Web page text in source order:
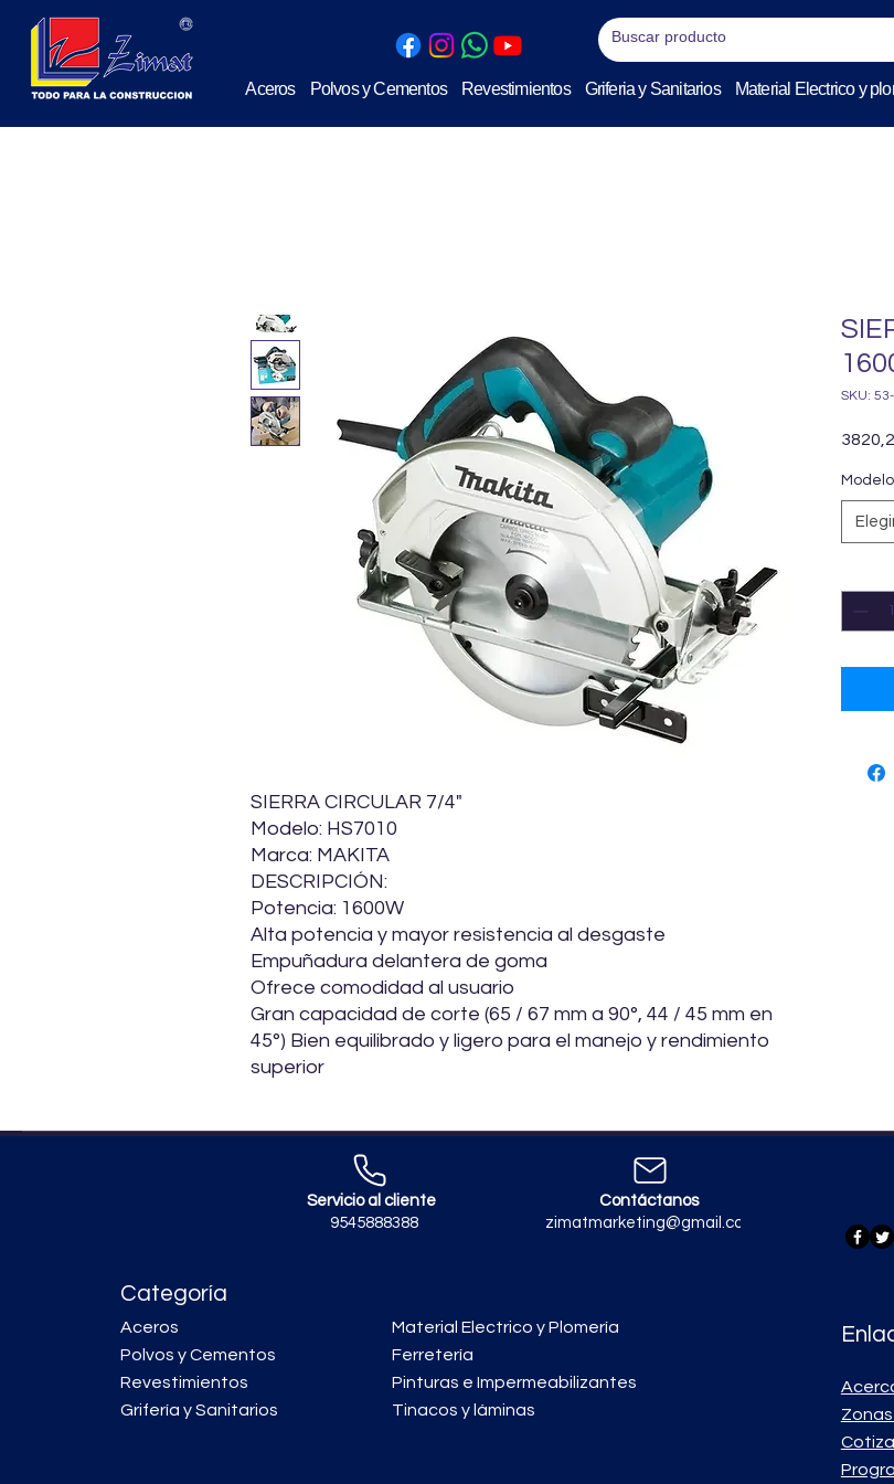
Aceros Polvos y Cementos Revestimientos Griferia y Sanitarios Material Electrico y
SIERRA CIRCULAR 7/4"
Modelo: HS7010
Marca: MAKITA
DESCRIPCIÓN:
Potencia: 1600W
Alta potencia y mayor resistencia al desgaste
Empuñadura delantera de goma
Ofrece comodidad al usuario
Gran capacidad de corte (65 / 67 mm a 90°, 44 / 45 mm en
45°) Bien equilibrado y ligero para el manejo y rendimiento
superior
SKU:
Modelo
Servicio al cliente
9545888388
Contáctanos
zimatmarketing@gmail.com
Categoría
Aceros
Polvos y Cementos
Revestimientos
Grifería y Sanitarios
Material Electrico y Plomería
Ferretería
Pinturas e Impermeabilizantes
Tinacos y láminas